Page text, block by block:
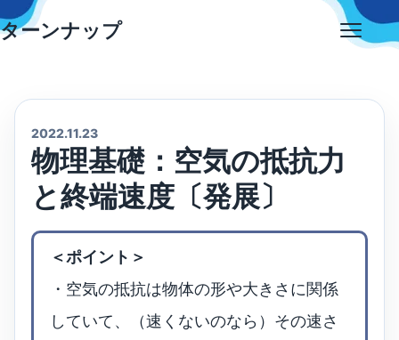
Skip
to
ターンナップ
2022.11.23
物理基礎：空気の抵抗力
と終端速度〔発展〕
＜ポイント＞
・空気の抵抗は物体の形や大きさに関係
していて、（速くないのなら）その速さ